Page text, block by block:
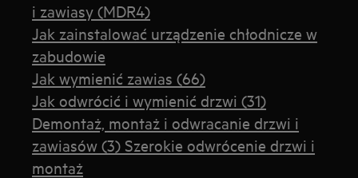
i zawiasy (MDR4)
Jak zainstalować urządzenie chłodnicze w
zabudowie
Jak wymienić zawias (66)
Jak odwrócić i wymienić drzwi (31)
Demontaż, montaż i odwracanie drzwi i
zawiasów (3) Szerokie odwrócenie drzwi i
montaż